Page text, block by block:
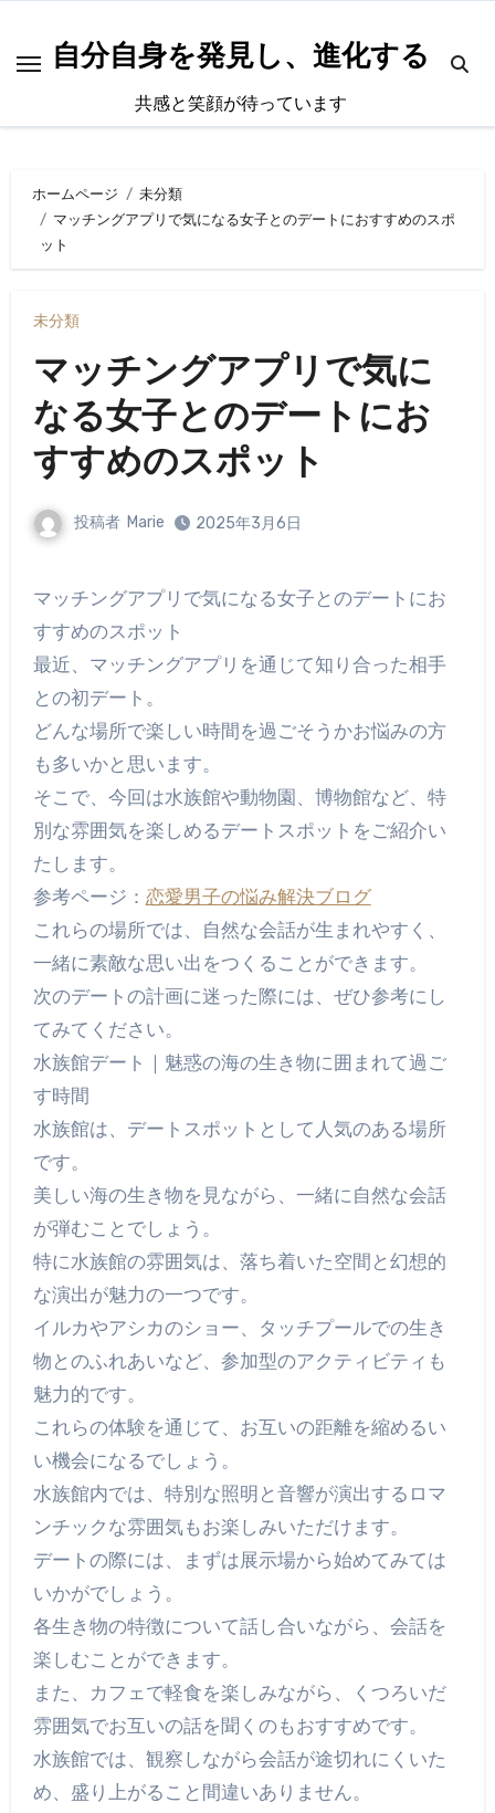
自分自身を発見し、進化する
共感と笑顔が待っています
ホームページ
未分類
マッチングアプリで気になる女子とのデートにおすすめのスポ
ット
未分類
マッチングアプリで気に
なる女子とのデートにお
すすめのスポット
投稿者 Marie 2025年3月6日
マッチングアプリで気になる女子とのデートにお
すすめのスポット
最近、マッチングアプリを通じて知り合った相手
との初デート。
どんな場所で楽しい時間を過ごそうかお悩みの方
も多いかと思います。
そこで、今回は水族館や動物園、博物館など、特
別な雰囲気を楽しめるデートスポットをご紹介い
たします。
参考ページ： 恋愛男子の悩み解決ブログ
これらの場所では、自然な会話が生まれやすく、
一緒に素敵な思い出をつくることができます。
次のデートの計画に迷った際には、ぜひ参考にし
てみてください。
水族館デート｜魅惑の海の生き物に囲まれて過ご
す時間
水族館は、デートスポットとして人気のある場所
です。
美しい海の生き物を見ながら、一緒に自然な会話
が弾むことでしょう。
特に水族館の雰囲気は、落ち着いた空間と幻想的
な演出が魅力の一つです。
イルカやアシカのショー、タッチプールでの生き
物とのふれあいなど、参加型のアクティビティも
魅力的です。
これらの体験を通じて、お互いの距離を縮めるい
い機会になるでしょう。
水族館内では、特別な照明と音響が演出するロマ
ンチックな雰囲気もお楽しみいただけます。
デートの際には、まずは展示場から始めてみては
いかがでしょう。
各生き物の特徴について話し合いながら、会話を
楽しむことができます。
また、カフェで軽食を楽しみながら、くつろいだ
雰囲気でお互いの話を聞くのもおすすめです。
水族館では、観察しながら会話が途切れにくいた
め、盛り上がること間違いありません。